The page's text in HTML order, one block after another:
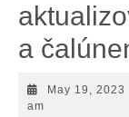
a
May 19, 2023
am